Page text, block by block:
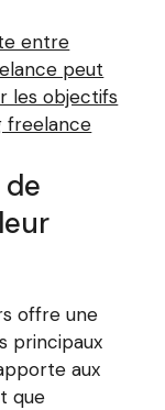
entre
peut
les objectifs
freelance
offre une
principaux
aux
que